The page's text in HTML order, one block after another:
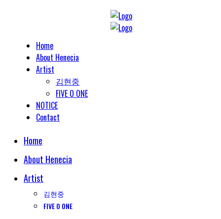
Home
About Henecia
Artist
김현중
FIVE O ONE
NOTICE
Contact
Home
About Henecia
Artist
김현중
FIVE O ONE